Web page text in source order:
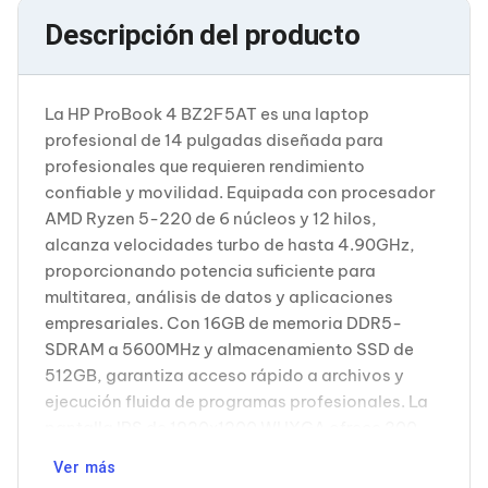
Cableado Estructurado para Servidores
Cables KVM
Fuentes de Poder
Enfriamiento para Servidores
Sistemas Operativos para Servidores
Servidores
Soportes de Datos
Ultrium
Discos Duros / SSD / NAS
Accesorios para Discos Duros
Gabinetes de Discos Duros
Discos Duros Externos
Discos Duros para NAS
Discos Duros para Videovigilancia
Discos Duros para Servidores
Accesorios para SSD
Gabinetes para SSD
Almacenamiento MSA
Monitores
Descripción del producto
La HP ProBook 4 BZ2F5AT es una laptop
profesional de 14 pulgadas diseñada para
profesionales que requieren rendimiento
confiable y movilidad. Equipada con procesador
AMD Ryzen 5-220 de 6 núcleos y 12 hilos,
alcanza velocidades turbo de hasta 4.90GHz,
proporcionando potencia suficiente para
multitarea, análisis de datos y aplicaciones
empresariales. Con 16GB de memoria DDR5-
SDRAM a 5600MHz y almacenamiento SSD de
512GB, garantiza acceso rápido a archivos y
ejecución fluida de programas profesionales. La
oficina o entornos móviles. Windows 11 Pro
Ver más